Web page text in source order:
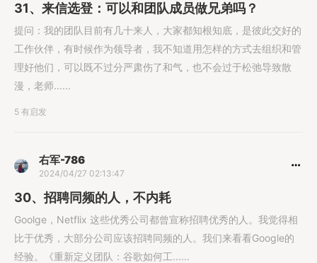
31、来信选登：可以和团队成员做兄弟吗？
提问：我的团队目前有几十来人，大家都知根知底，是彼此交好的
工作伙伴，有时候作为领导者，我不知道用怎样的方式去组织和管
理好他们，可以既不过分严肃伤了和气，也不会过于松弛导致散
漫，老师......
5 有启发
右军-786
2024/04/27 02:13:47
30、招聘同频的人，不内耗
Goolge，Netflix 这些优秀公司都曾宣称招聘优秀的人。我觉得相
比于优秀，大部分公司应该招聘同频的人。我们来看看Google的
经验。《重新定义团队：谷歌如何工......